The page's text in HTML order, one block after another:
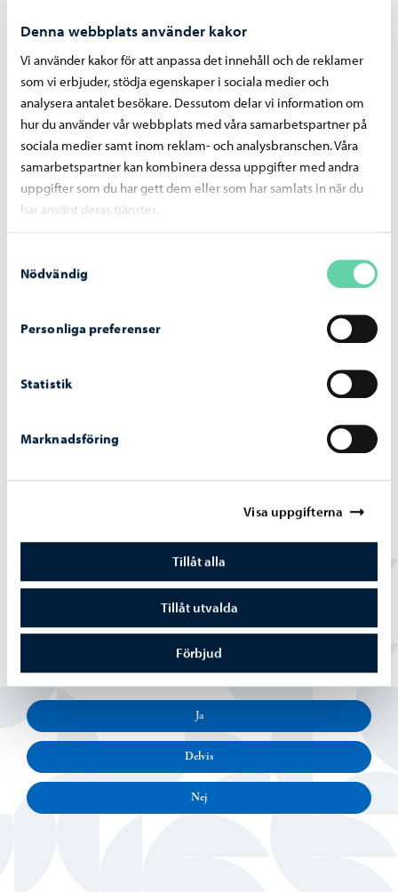
Denna webbplats använder kakor
Vi använder kakor för att anpassa det innehåll och de reklamer
som vi erbjuder, stödja egenskaper i sociala medier och
analysera antalet besökare. Dessutom delar vi information om
hur du använder vår webbplats med våra samarbetspartner på
sociala medier samt inom reklam- och analysbranschen. Våra
samarbetspartner kan kombinera dessa uppgifter med andra
uppgifter som du har gett dem eller som har samlats in när du
har använt deras tjänster.
Nödvändig
Personliga preferenser
Statistik
Marknadsföring
Visa uppgifterna
Tillåt alla
Tillåt utvalda
Förbjud
Planläggning-28.05.2026
Detaljplanen Äppelgården II framskrider till
godkännande
Stadsutvecklingsnämndens beslut 12.5.2026
Hittade du vad du sökte?
Ja
Delvis
Nej